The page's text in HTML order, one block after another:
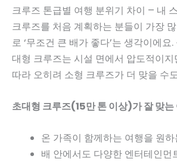
크루즈 톤급별 여행 분위기 차이 – 내
크루즈를 처음 계획하는 분들이 가장
로 ‘무조건 큰 배가 좋다’는 생각이에요
대형 크루즈는 시설 면에서 압도적이지
따라 오히려 소형 크루즈가 더 맞을 수
초대형 크루즈(15만 톤 이상)가 잘 맞는
온 가족이 함께하는 여행을 원하
배 안에서도 다양한 엔터테인먼